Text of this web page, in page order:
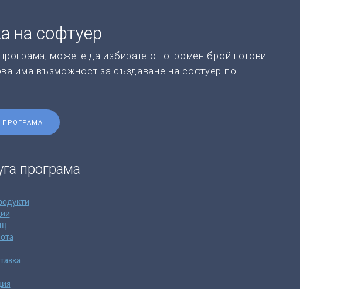
на софтуер
можете да избирате от огромен брой готови
има възможност за създаване на софтуер по
ПРОГРАМА
програма